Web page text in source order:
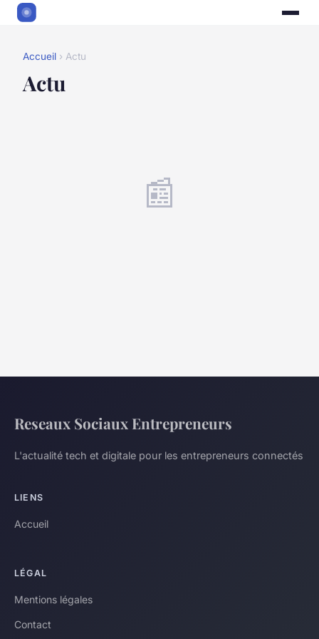
Accueil › Actu
Actu
📰
Reseaux Sociaux Entrepreneurs
L'actualité tech et digitale pour les entrepreneurs connectés
LIENS
Accueil
LÉGAL
Mentions légales
Contact